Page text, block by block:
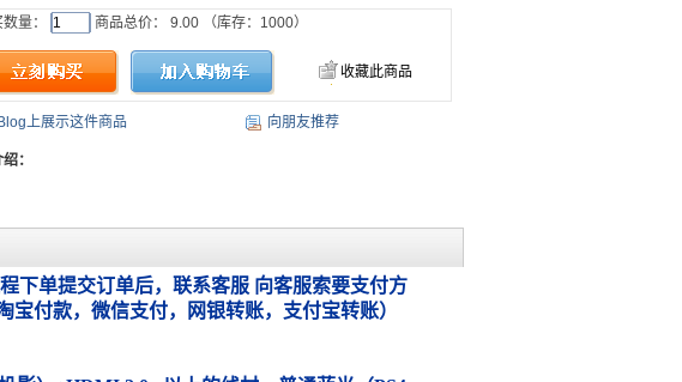
量： 商品总价： 9.00 （库存： 1000）
收藏此商品
上展示这件商品 向朋友推荐
：
下单提交订单后，联系客服 向客服索要支付方
付款，微信支付，网银转账，支付宝转账）